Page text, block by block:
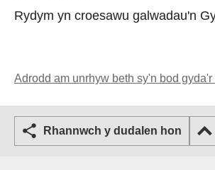
Rydym yn croesawu galwadau'n
Adrodd am unrhyw beth sy'n bod
Rhannwch y dudalen hon